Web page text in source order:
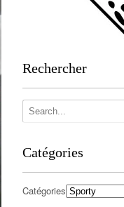
Rechercher
Catégories
Catégories